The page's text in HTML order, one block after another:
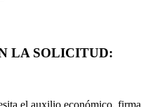
LA SOLICITUD: